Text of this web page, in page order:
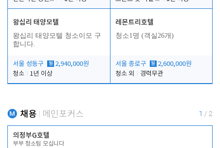
왕십리 태양모텔
왕십리 태양모텔 청소이모 구
합니다.
서울 성동구 월 2,940,000원
청소
1년 이상
레몬트리호텔
청소1명 (객실26개)
서울 종로구 월 2,600,000원
청소 외
경력무관
채용 메인포커스 1 / 2
의정부G호텔
부부 청소팀 모십니다